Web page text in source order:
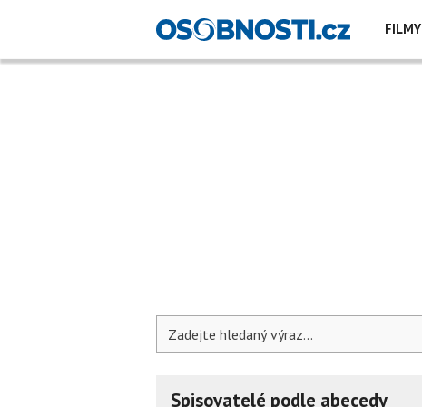
FILMY
Spisovatelé podle abecedy